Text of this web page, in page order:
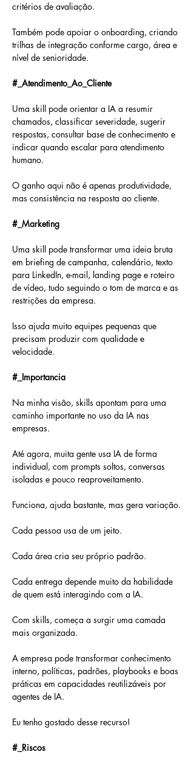
critérios de avaliação.
Também pode apoiar o onboarding, criando
trilhas de integração conforme cargo, área e
nível de senioridade.
#_Atendimento_Ao_Cliente
Uma skill pode orientar a IA a resumir
chamados, classificar severidade, sugerir
respostas, consultar base de conhecimento e
indicar quando escalar para atendimento
humano.
O ganho aqui não é apenas produtividade,
mas consistência na resposta ao cliente.
#_Marketing
Uma skill pode transformar uma ideia bruta
em briefing de campanha, calendário, texto
para LinkedIn, e-mail, landing page e roteiro
de vídeo, tudo seguindo o tom de marca e as
restrições da empresa.
Isso ajuda muito equipes pequenas que
precisam produzir com qualidade e
velocidade.
#_Importancia
Na minha visão, skills apontam para uma
caminho importante no uso da IA nas
empresas.
Até agora, muita gente usa IA de forma
individual, com prompts soltos, conversas
isoladas e pouco reaproveitamento.
Funciona, ajuda bastante, mas gera variação.
Cada pessoa usa de um jeito.
Cada área cria seu próprio padrão.
Cada entrega depende muito da habilidade
de quem está interagindo com a IA.
Com skills, começa a surgir uma camada
mais organizada.
A empresa pode transformar conhecimento
interno, políticas, padrões, playbooks e boas
práticas em capacidades reutilizáveis por
agentes de IA.
Eu tenho gostado desse recurso!
#_Riscos